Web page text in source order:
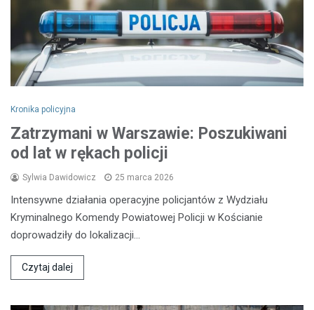
Kronika policyjna
Zatrzymani w Warszawie: Poszukiwani
od lat w rękach policji
Sylwia Dawidowicz 25 marca 2026
Intensywne działania operacyjne policjantów z Wydziału
Kryminalnego Komendy Powiatowej Policji w Kościanie
doprowadziły do lokalizacji…
Czytaj dalej